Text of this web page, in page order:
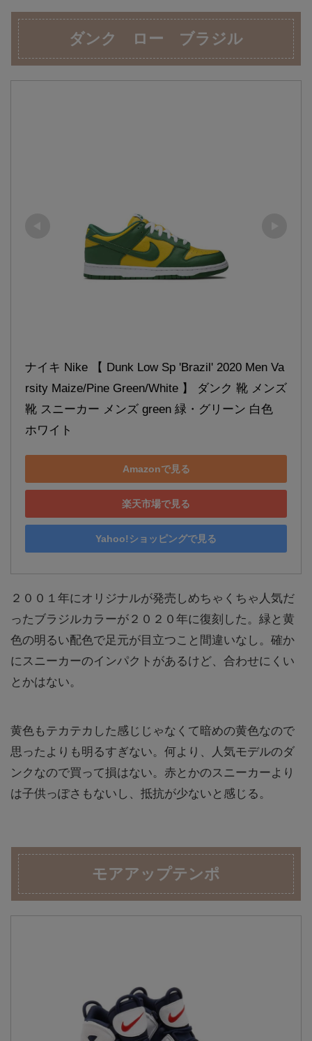
ダンク ロー ブラジル
ナイキ Nike 【 Dunk Low Sp 'Brazil' 2020 Men Va
rsity Maize/Pine Green/White 】 ダンク 靴 メンズ
靴 スニーカー メンズ green 緑・グリーン 白色
ホワイト
Amazonで見る
楽天市場で見る
Yahoo!ショッピングで見る
２００１年にオリジナルが発売しめちゃくちゃ人気だ
ったブラジルカラーが２０２０年に復刻した。緑と黄
色の明るい配色で足元が目立つこと間違いなし。確か
にスニーカーのインパクトがあるけど、合わせにくい
とかはない。
黄色もテカテカした感じじゃなくて暗めの黄色なので
思ったよりも明るすぎない。何より、人気モデルのダ
ンクなので買って損はない。赤とかのスニーカーより
は子供っぽさもないし、抵抗が少ないと感じる。
モアアップテンポ